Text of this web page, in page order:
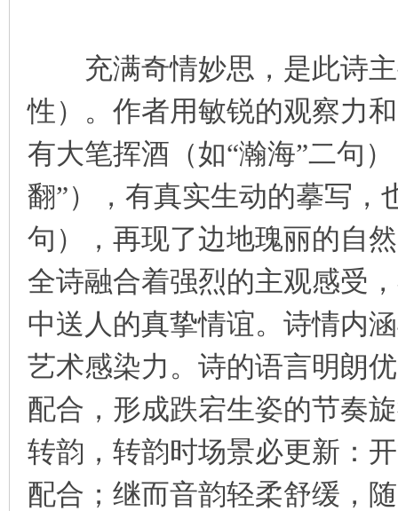
充满奇情妙思，是此诗主
性）。作者用敏锐的观察力
有大笔挥酒（如“瀚海”二句
翻”），有真实生动的摹写，
句），再现了边地瑰丽的自
全诗融合着强烈的主观感受
中送人的真挚情谊。诗情内
艺术感染力。诗的语言明朗
配合，形成跌宕生姿的节奏
转韵，转韵时场景必更新：
配合；继而音韵轻柔舒缓，